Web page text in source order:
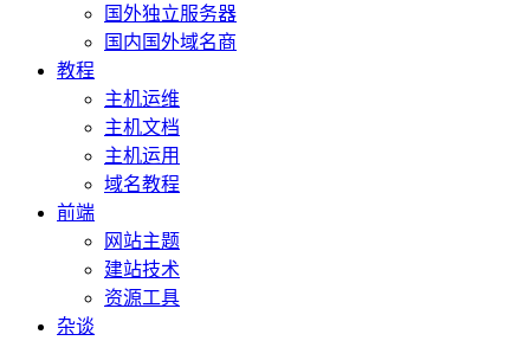
国外独立服务器
国内国外域名商
教程
主机运维
主机文档
主机运用
域名教程
前端
网站主题
建站技术
资源工具
杂谈